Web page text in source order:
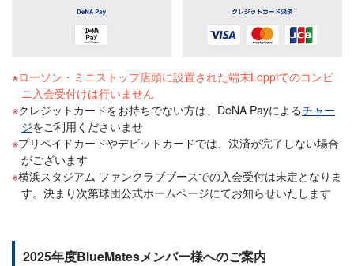
ローソン・ミニストップ店頭に設置された端末Loppiでのコンビ
ニ入会受付けは行いません
クレジットカードをお持ちでない方は、DeNA Payによるチャー
ジをご利用くださいませ
プリペイドカードやデビットカードでは、決済が完了しない場合
がございます
横浜スタジアム ファンクラブブースでの入会受付は未定となりま
す。決まり次第球団公式ホームページにてお知らせいたします
2025年度BlueMatesメンバー様へのご案内